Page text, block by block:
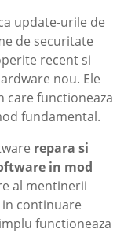
update-urile de
de securitate
recent si
nou. Ele
care functioneaza
fundamental.
repara si
in mod
al mentinerii
in continuare
functioneaza